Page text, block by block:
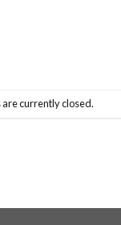
currently closed.